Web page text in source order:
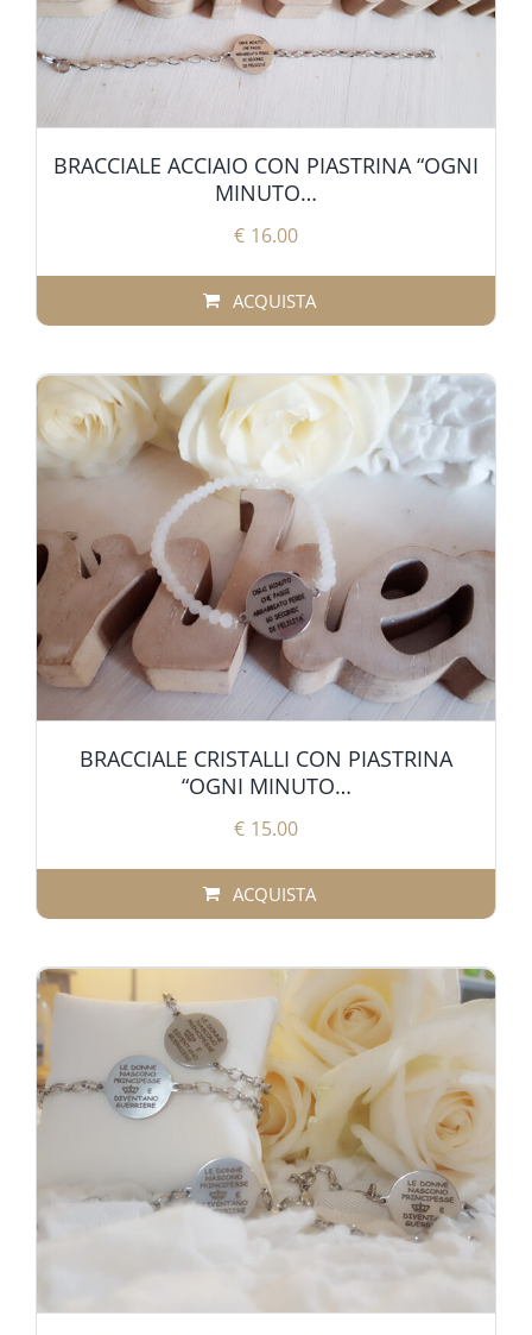
BRACCIALE ACCIAIO CON PIASTRINA “OGNI
MINUTO…
€ 16.00
ACQUISTA
BRACCIALE CRISTALLI CON PIASTRINA
“OGNI MINUTO…
€ 15.00
ACQUISTA